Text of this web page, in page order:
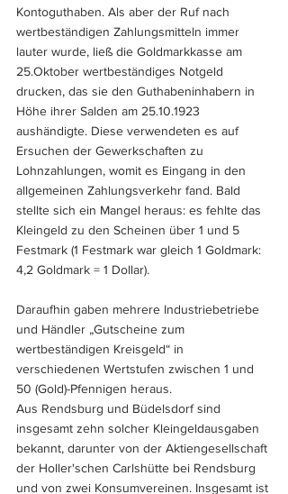
Kontoguthaben. Als aber der Ruf nach
wertbeständigen Zahlungsmitteln immer
lauter wurde, ließ die Goldmarkkasse am
25.Oktober wertbeständiges Notgeld
drucken, das sie den Guthabeninhabern in
Höhe ihrer Salden am 25.10.1923
aushändigte. Diese verwendeten es auf
Ersuchen der Gewerkschaften zu
Lohnzahlungen, womit es Eingang in den
allgemeinen Zahlungsverkehr fand. Bald
stellte sich ein Mangel heraus: es fehlte das
Kleingeld zu den Scheinen über 1 und 5
Festmark (1 Festmark war gleich 1 Goldmark:
4,2 Goldmark = 1 Dollar).
Daraufhin gaben mehrere Industriebetriebe
und Händler „Gutscheine zum
wertbeständigen Kreisgeld“ in
verschiedenen Wertstufen zwischen 1 und
50 (Gold)-Pfennigen heraus.
Aus Rendsburg und Büdelsdorf sind
insgesamt zehn solcher Kleingeldausgaben
bekannt, darunter von der Aktiengesellschaft
der Holler'schen Carlshütte bei Rendsburg
und von zwei Konsumvereinen. Insgesamt ist